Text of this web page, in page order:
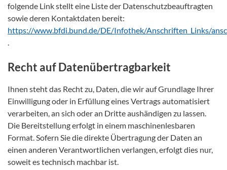
folgende Link stellt eine Liste der Datenschutzbeauftragten
sowie deren Kontaktdaten bereit:
https://www.bfdi.bund.de/DE/Infothek/Anschriften_Links/
.
Recht auf Datenübertragbarkeit
Ihnen steht das Recht zu, Daten, die wir auf Grundlage Ihrer
Einwilligung oder in Erfüllung eines Vertrags automatisiert
verarbeiten, an sich oder an Dritte aushändigen zu lassen.
Die Bereitstellung erfolgt in einem maschinenlesbaren
Format. Sofern Sie die direkte Übertragung der Daten an
einen anderen Verantwortlichen verlangen, erfolgt dies nur,
soweit es technisch machbar ist.